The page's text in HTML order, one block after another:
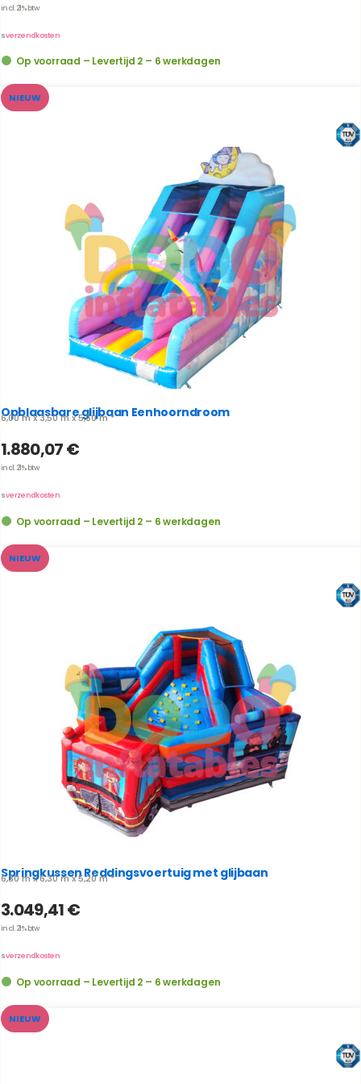
incl. 21% btw
verzendkosten
Op voorraad – Levertijd 2 – 6 werkdagen
NIEUW
Opblaasbare glijbaan Eenhoorndroom
6,00 m x 3,50 m x 5,60 m *
1.880,07€
incl. 21% btw
verzendkosten
Op voorraad – Levertijd 2 – 6 werkdagen
NIEUW
Springkussen Reddingsvoertuig met glijbaan
6,30 m x 6,30 m x 5,20 m *
3.049,41€
incl. 21% btw
verzendkosten
Op voorraad – Levertijd 2 – 6 werkdagen
NIEUW